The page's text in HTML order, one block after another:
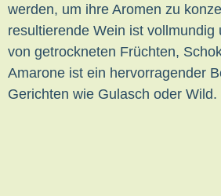
werden, um ihre Aromen zu
resultierende Wein ist vollmundig
von getrockneten Früchten,
Amarone ist ein hervorragender
Gerichten wie Gulasch oder Wild.